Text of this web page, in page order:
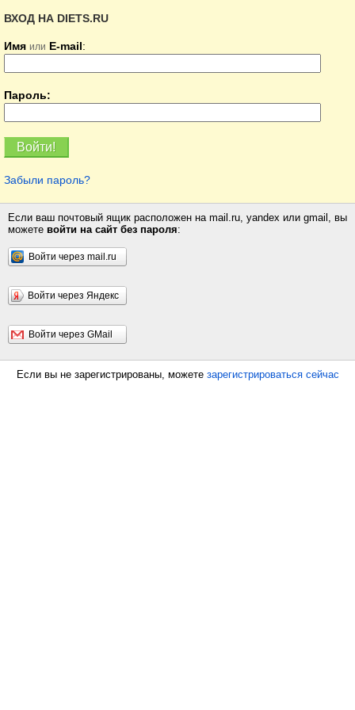
ВХОД НА DIETS.RU
Имя или E-mail:
Пароль:
Забыли пароль?
Если ваш почтовый ящик расположен на mail.ru, yandex или gmail, вы
можете войти на сайт без пароля:
Войти через mail.ru
Войти через Яндекс
Войти через GMail
Если вы не зарегистрированы, можете зарегистрироваться сейчас